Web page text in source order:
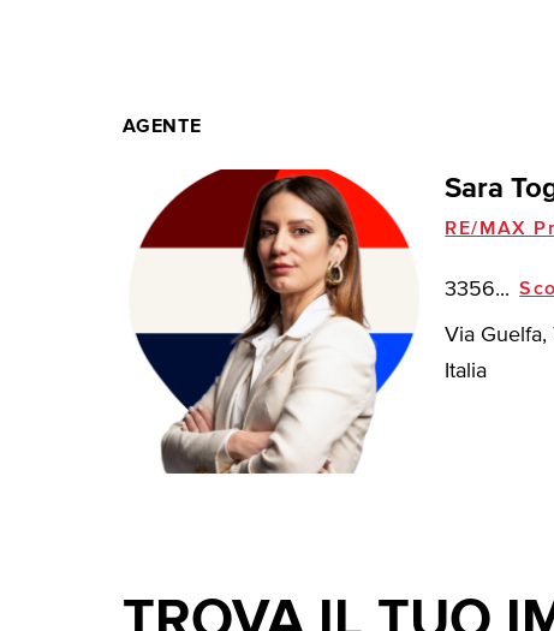
AGENTE
Sara
RE/MAX
3356...
Via Guelfa,
Italia